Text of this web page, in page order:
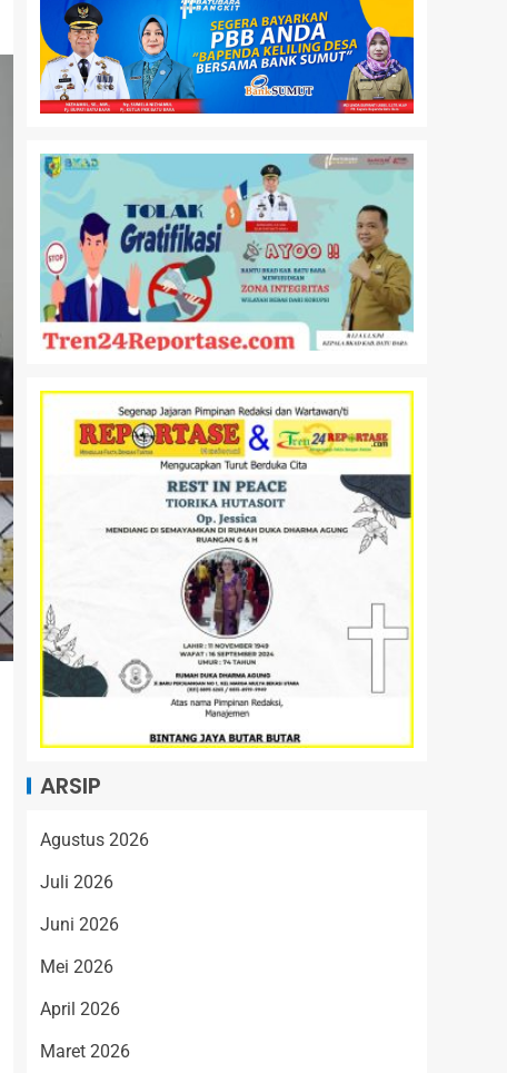
ARSIP
Agustus 2026
Juli 2026
Juni 2026
Mei 2026
April 2026
Maret 2026